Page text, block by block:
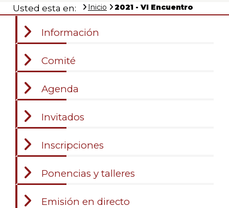
Usted esta en: Inicio 2021 - VI Encuentro
Información
Comité
Encuentro
Agenda
Encuentro
Invitados
Encuentro
Inscripciones
Encuentro
Ponencias y talleres
Emisión en directo